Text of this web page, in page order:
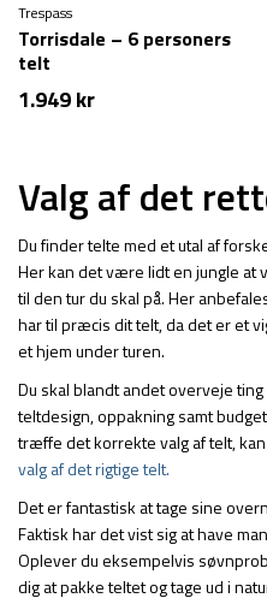
Trespass
Torrisdale – 6 personers
telt
1.949kr
Valg af det
Du finder telte med et utal af
Her kan det være lidt en jungle
til den tur du skal på. Her
har til præcis dit telt, da det er et
et hjem under turen.
Du skal blandt andet overveje
teltdesign, oppakning samt
træffe det korrekte valg af telt,
valg af det rigtige telt.
Det er fantastisk at tage sine
Faktisk har det vist sig at have
Oplever du eksempelvis
dig at pakke teltet og tage ud i